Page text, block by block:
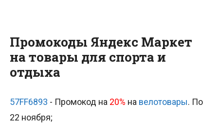
Промокоды Яндекс Маркет
на товары для спорта и
отдыха
57FF6893 - Промокод на 20% на велотовары. По
22 ноября;